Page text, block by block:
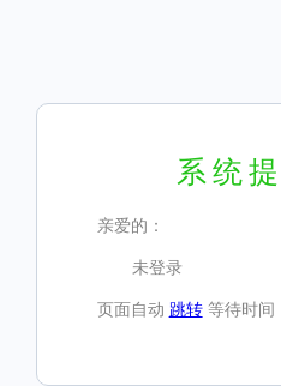
系统
亲爱的：
未登录
页面自动 跳转等待时间